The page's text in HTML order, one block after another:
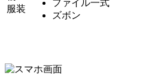
服装
ファイル一式
ズボン